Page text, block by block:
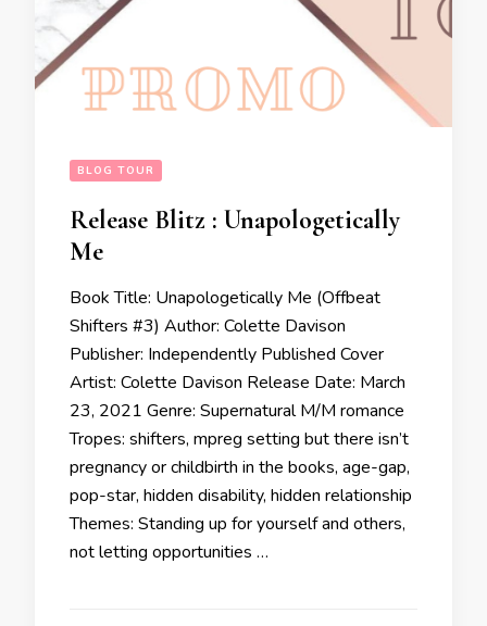
BLOG TOUR
Release Blitz : Unapologetically
Me
Book Title: Unapologetically Me (Offbeat
Shifters #3) Author: Colette Davison
Publisher: Independently Published Cover
Artist: Colette Davison Release Date: March
23, 2021 Genre: Supernatural M/M romance
Tropes: shifters, mpreg setting but there isn’t
pregnancy or childbirth in the books, age-gap,
pop-star, hidden disability, hidden relationship
Themes: Standing up for yourself and others,
not letting opportunities …